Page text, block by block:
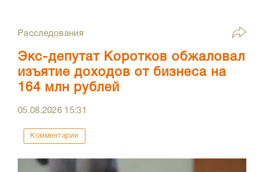
Расследования
Экс-депутат Коротков обжаловал
изъятие доходов от бизнеса на
164 млн рублей
05.08.2026 15:31
Комментарии